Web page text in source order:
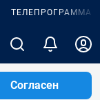
ТЕЛЕПРОГРАММА
Согласен